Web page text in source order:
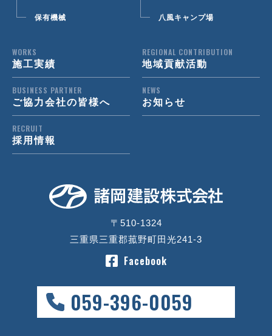
〒510-1324
三重県三重郡菰野町田光241-3
Facebook
059-396-0059
保有機械 八風キャンプ場
WORKS
施工実績
REGIONAL CONTRIBUTION
地域貢献活動
BUSINESS PARTNER
ご協力会社の皆様へ
NEWS
お知らせ
RECRUIT
採用情報